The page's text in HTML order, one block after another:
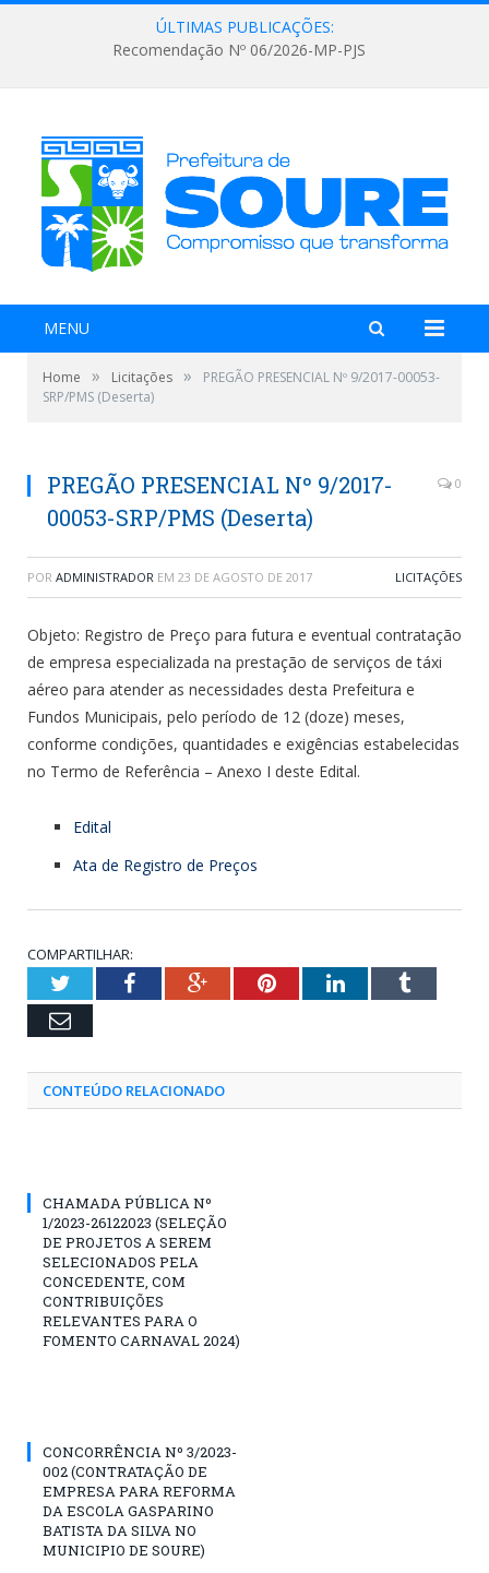
ÚLTIMAS PUBLICAÇÕES:
Recomendação Nº 06/2026-MP-PJS
MENU
Home » Licitações »
PREGÃO PRESENCIAL Nº 9/2017-00053-
SRP/PMS (Deserta)
PREGÃO PRESENCIAL Nº 9/2017-
00053-SRP/PMS (Deserta)
0
POR ADMINISTRADOR EM 23 DE AGOSTO DE 2017 LICITAÇÕES
Objeto: Registro de Preço para futura e eventual contratação
de empresa especializada na prestação de serviços de táxi
aéreo para atender as necessidades desta Prefeitura e
Fundos Municipais, pelo período de 12 (doze) meses,
conforme condições, quantidades e exigências estabelecidas
no Termo de Referência – Anexo I deste Edital.
Edital
Ata de Registro de Preços
COMPARTILHAR:
TwitterFacebookGoogle+PinterestLinkedInTumblr
Email
CONTEÚDO RELACIONADO
CHAMADA PÚBLICA Nº
1/2023-26122023 (SELEÇÃO
DE PROJETOS A SEREM
SELECIONADOS PELA
CONCEDENTE, COM
CONTRIBUIÇÕES
RELEVANTES PARA O
FOMENTO CARNAVAL 2024)
CONCORRÊNCIA Nº 3/2023-
002 (CONTRATAÇÃO DE
EMPRESA PARA REFORMA
DA ESCOLA GASPARINO
BATISTA DA SILVA NO
MUNICIPIO DE SOURE)